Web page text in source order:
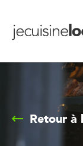
Retour à